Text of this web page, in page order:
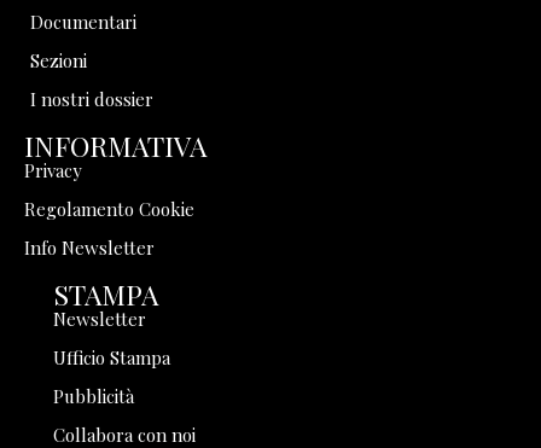
Documentari
Sezioni
I nostri dossier
INFORMATIVA
Privacy
Regolamento Cookie
Info Newsletter
STAMPA
Newsletter
Ufficio Stampa
Pubblicità
Collabora con noi